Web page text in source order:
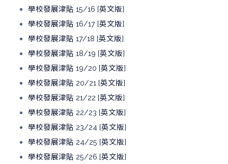
學校發展津貼 15/16 [英文版]
學校發展津貼 16/17 [英文版]
學校發展津貼 17/18 [英文版]
學校發展津貼 18/19 [英文版]
學校發展津貼 19/20 [英文版]
學校發展津貼 20/21 [英文版]
學校發展津貼 21/22 [英文版]
學校發展津貼 22/23 [英文版]
學校發展津貼 23/24 [英文版]
學校發展津貼 24/25 [英文版]
學校發展津貼 25/26 [英文版]